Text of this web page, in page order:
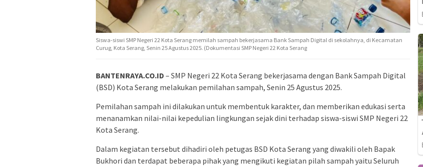
Siswa-siswi SMP Negeri 22 Kota Serang memilah sampah bekerjasama Bank Sampah Digital di sekolahnya, di Kecamatan
Curug, Kota Serang, Senin 25 Agustus 2025. (Dokumentasi SMP Negeri 22 Kota Serang
BANTENRAYA.CO.ID – SMP Negeri 22 Kota Serang bekerjasama dengan Bank Sampah Digital
(BSD) Kota Serang melakukan pemilahan sampah, Senin 25 Agustus 2025.
Pemilahan sampah ini dilakukan untuk membentuk karakter, dan memberikan edukasi serta
menanamkan nilai-nilai kepedulian lingkungan sejak dini terhadap siswa-siswi SMP Negeri 22
Kota Serang.
Dalam kegiatan tersebut dihadiri oleh petugas BSD Kota Serang yang diwakili oleh Bapak
Bukhori dan terdapat beberapa pihak yang mengikuti kegiatan pilah sampah yaitu Seluruh